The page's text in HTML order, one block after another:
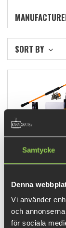
Samtycke
Denna
Vi använder
och
för sociala
SORT BY
Galant